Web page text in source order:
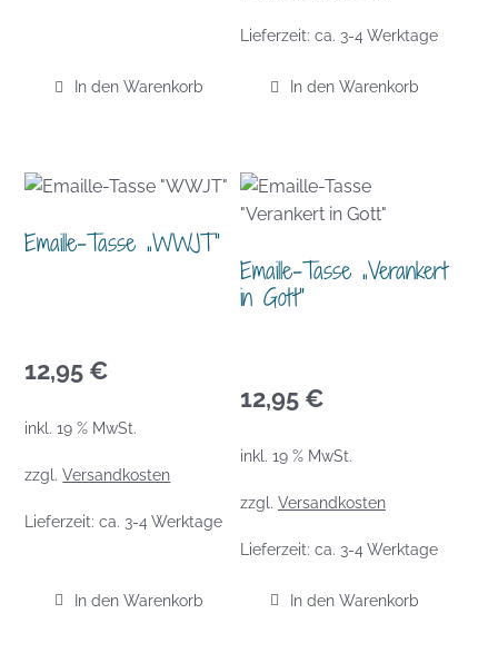
In den Warenkorb
Lieferzeit: ca. 3-4 Werktage
In den Warenkorb
Emaille-Tasse „WWJT“
12,95 €
inkl. 19 % MwSt.
zzgl.Versandkosten
Lieferzeit:ca. 3-4 Werktage
In den Warenkorb
Emaille-Tasse „Verankert
in Gott“
12,95 €
inkl. 19 % MwSt.
zzgl. Versandkosten
Lieferzeit: ca. 3-4 Werktage
In den Warenkorb